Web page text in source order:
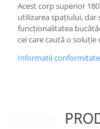
Acest corp superior
utilizarea spațiului, dar
funcționalitatea
cei care caută o
Informatii